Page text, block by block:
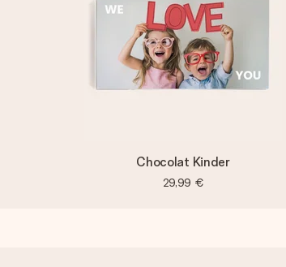
Chocolat Kinder
29,99 €